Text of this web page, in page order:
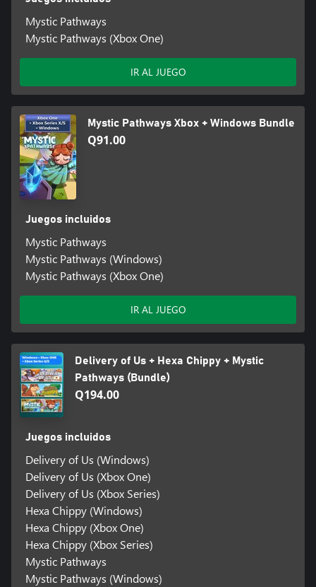
Mystic Pathways
Mystic Pathways (Xbox One)
IR AL JUEGO
Mystic Pathways Xbox + Windows Bundle
Q91.00
Juegos incluidos
Mystic Pathways
Mystic Pathways (Windows)
Mystic Pathways (Xbox One)
IR AL JUEGO
Delivery of Us + Hexa Chippy + Mystic
Pathways (Bundle)
Q194.00
Juegos incluidos
Delivery of Us (Windows)
Delivery of Us (Xbox One)
Delivery of Us (Xbox Series)
Hexa Chippy (Windows)
Hexa Chippy (Xbox One)
Hexa Chippy (Xbox Series)
Mystic Pathways
Mystic Pathways (Windows)